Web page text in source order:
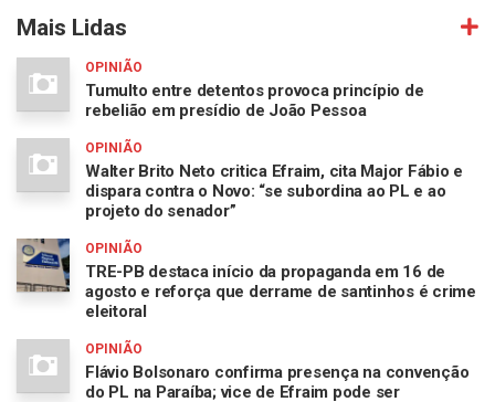
Mais Lidas
OPINIÃO
Tumulto entre detentos provoca princípio de
rebelião em presídio de João Pessoa
OPINIÃO
Walter Brito Neto critica Efraim, cita Major Fábio e
dispara contra o Novo: “se subordina ao PL e ao
projeto do senador”
OPINIÃO
TRE-PB destaca início da propaganda em 16 de
agosto e reforça que derrame de santinhos é crime
eleitoral
OPINIÃO
Flávio Bolsonaro confirma presença na convenção
do PL na Paraíba; vice de Efraim pode ser